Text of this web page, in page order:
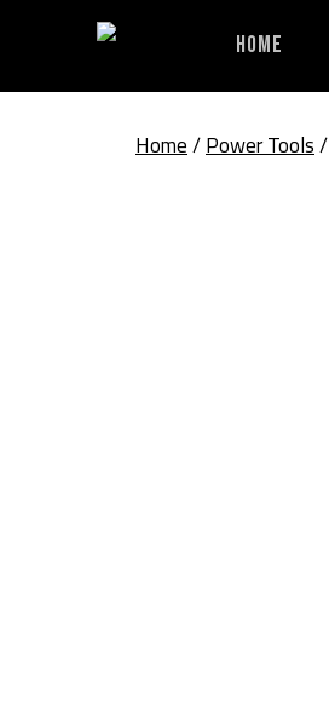
Home
Home/Power Tools/